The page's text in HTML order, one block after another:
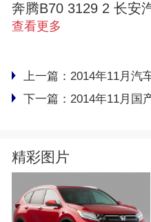
奔腾B70 3129 2 长安
查看更多
上一篇： 2014年11月汽
下一篇： 2014年11月国
精彩图片